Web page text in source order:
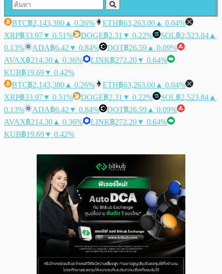
BTC฿2,143,380 ▲ 0.26% ETH฿63,263.00 ▲ 0.04%
XRP฿33.97▼ 0.51% DOGE฿2.31 ▼ 0.22% SOL฿2,523.84 ▲
0.13%
ADA฿6.42 ▼ 0.84% DOT฿26.59 ▲ 0.09%
AVAX฿214.30 ▲ 0.36% LINK฿272.20▼ 0.64%
KUB฿19.69▼ 0.42%
BTC฿2,143,380 ▲ 0.26% ETH฿63,263.00 ▲ 0.04%
XRP฿33.97▼ 0.51% DOGE฿2.31 ▼ 0.22% SOL฿2,523.84 ▲
0.13%
ADA฿6.42 ▼ 0.84% DOT฿26.59 ▲ 0.09%
AVAX฿214.30 ▲ 0.36% LINK฿272.20▼ 0.64%
KUB฿19.69▼ 0.42%